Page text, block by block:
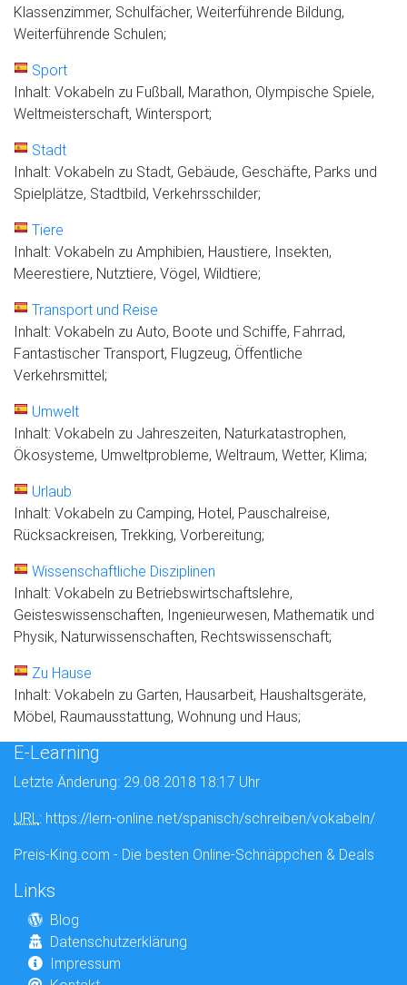
Klassenzimmer, Schulfächer, Weiterführende Bildung,
Weiterführende Schulen;
Sport
Inhalt: Vokabeln zu Fußball, Marathon, Olympische Spiele,
Weltmeisterschaft, Wintersport;
Stadt
Inhalt: Vokabeln zu Stadt, Gebäude, Geschäfte, Parks und
Spielplätze, Stadtbild, Verkehrsschilder;
Tiere
Inhalt: Vokabeln zu Amphibien, Haustiere, Insekten,
Meerestiere, Nutztiere, Vögel, Wildtiere;
Transport und Reise
Inhalt: Vokabeln zu Auto, Boote und Schiffe, Fahrrad,
Fantastischer Transport, Flugzeug, Öffentliche
Verkehrsmittel;
Umwelt
Inhalt: Vokabeln zu Jahreszeiten, Naturkatastrophen,
Ökosysteme, Umweltprobleme, Weltraum, Wetter, Klima;
Urlaub
Inhalt: Vokabeln zu Camping, Hotel, Pauschalreise,
Rücksackreisen, Trekking, Vorbereitung;
Wissenschaftliche Disziplinen
Inhalt: Vokabeln zu Betriebswirtschaftslehre,
Geisteswissenschaften, Ingenieurwesen, Mathematik und
Physik, Naturwissenschaften, Rechtswissenschaft;
Zu Hause
Inhalt: Vokabeln zu Garten, Hausarbeit, Haushaltsgeräte,
Möbel, Raumausstattung, Wohnung und Haus;
E-Learning
Letzte Änderung: 29.08.2018 18:17 Uhr
URL: https://lern-online.net/spanisch/schreiben/vokabeln/
Preis-King.com - Die besten Online-Schnäppchen & Deals
Links
Blog
Datenschutzerklärung
Impressum